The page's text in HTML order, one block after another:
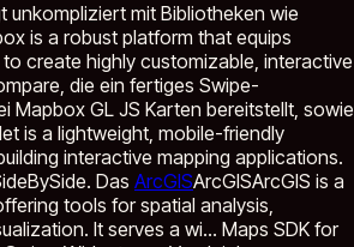
unkompliziert mit Bibliotheken wie
is a robust platform that equips
create highly customizable, interactive
die ein fertiges Swipe-
Mapbox GL JS Karten bereitstellt, sowie
is a lightweight, mobile-friendly
interactive mapping applications.
Das ArcGISArcGISArcGIS is a
tools for spatial analysis,
It serves a wi... Maps SDK for